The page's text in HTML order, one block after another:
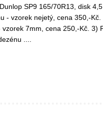
SP9 165/70R13, disk
- vzorek nejetý, cena 350,-
7mm, cena 250,-Kč. 3)
....